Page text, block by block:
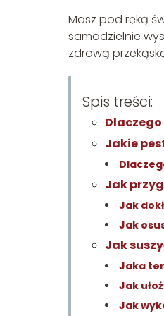
Masz pod ręką
samodzielnie
zdrową
Spis treści:
Jakie
Jak
Jak
Jak
Jak
Jaka
Jak
Jak